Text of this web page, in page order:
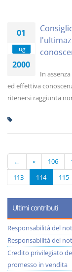
01
lug
2000
In
ed effettiva
ritenersi raggiunta
← « 106
113
114 115
Ultimi contributi
Responsabilità del
Responsabilità del
Credito privilegiato
promesso in vendita